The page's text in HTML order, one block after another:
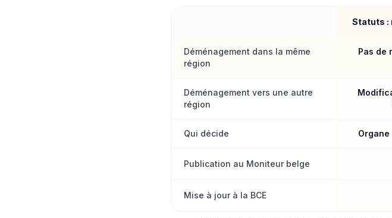
Statuts :
Déménagement dans la même
région
Pas de
Déménagement vers une autre
région
Qui décide
Publication au Moniteur belge
Mise à jour à la BCE